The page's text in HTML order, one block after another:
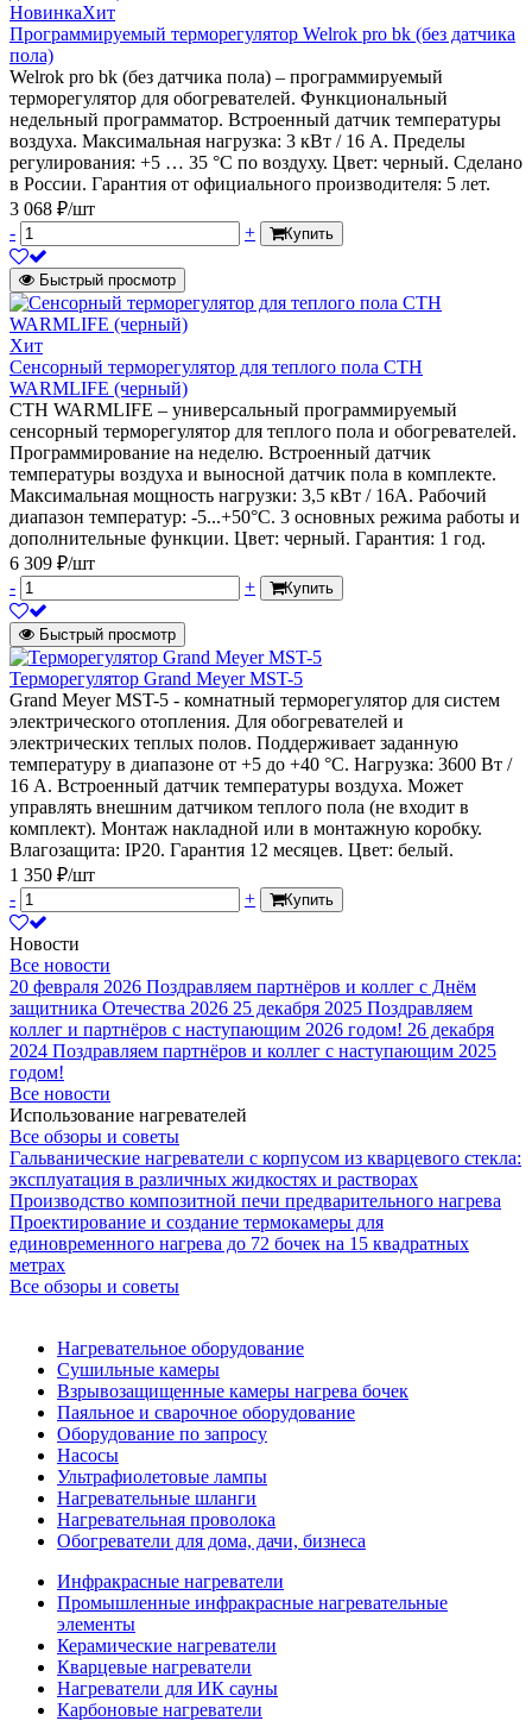
НовинкаХит
Программируемый терморегулятор Welrok pro bk (без датчика
пола)
Welrok pro bk (без датчика пола) – программируемый
терморегулятор для обогревателей. Функциональный
недельный программатор. Встроенный датчик температуры
воздуха. Максимальная нагрузка: 3 кВт / 16 А. Пределы
регулирования: +5 … 35 °С по воздуху. Цвет: черный. Сделано
в России. Гарантия от официального производителя: 5 лет.
3 068 ₽/шт
-
+ Купить
Быстрый просмотр
Хит
Сенсорный терморегулятор для теплого пола СТН
WARMLIFE (черный)
СТН WARMLIFE – универсальный программируемый
сенсорный терморегулятор для теплого пола и обогревателей.
Программирование на неделю. Встроенный датчик
температуры воздуха и выносной датчик пола в комплекте.
Максимальная мощность нагрузки: 3,5 кВт / 16А. Рабочий
диапазон температур: -5...+50°C. 3 основных режима работы и
дополнительные функции. Цвет: черный. Гарантия: 1 год.
6 309 ₽/шт
-
+ Купить
Быстрый просмотр
Терморегулятор Grand Meyer MST-5
Grand Meyer MST-5 - комнатный терморегулятор для систем
электрического отопления. Для обогревателей и
электрических теплых полов. Поддерживает заданную
температуру в диапазоне от +5 до +40 °С. Нагрузка: 3600 Вт /
16 А. Встроенный датчик температуры воздуха. Может
управлять внешним датчиком теплого пола (не входит в
комплект). Монтаж накладной или в монтажную коробку.
Влагозащита: IP20. Гарантия 12 месяцев. Цвет: белый.
1 350 ₽/шт
-
+ Купить
Новости
Все новости
20 февраля 2026 Поздравляем партнёров и коллег с Днём
защитника Отечества 2026 25 декабря 2025 Поздравляем
коллег и партнёров с наступающим 2026 годом! 26 декабря
2024 Поздравляем партнёров и коллег с наступающим 2025
годом!
Все новости
Использование нагревателей
Все обзоры и советы
Гальванические нагреватели с корпусом из кварцевого стекла:
эксплуатация в различных жидкостях и растворах
Производство композитной печи предварительного нагрева
Проектирование и создание термокамеры для
единовременного нагрева до 72 бочек на 15 квадратных
метрах
Все обзоры и советы
Нагревательное оборудование
Сушильные камеры
Взрывозащищенные камеры нагрева бочек
Паяльное и сварочное оборудование
Оборудование по запросу
Насосы
Ультрафиолетовые лампы
Нагревательные шланги
Нагревательная проволока
Обогреватели для дома, дачи, бизнеса
Инфракрасные нагреватели
Промышленные инфракрасные нагревательные
элементы
Керамические нагреватели
Кварцевые нагреватели
Нагреватели для ИК сауны
Карбоновые нагреватели